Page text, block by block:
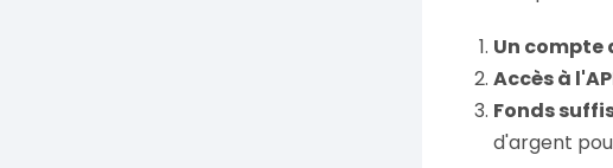
Un compte
Accès à
Fonds
d'argent